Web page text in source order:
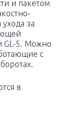
и пакетом
за
GL-5. Можно
с
в